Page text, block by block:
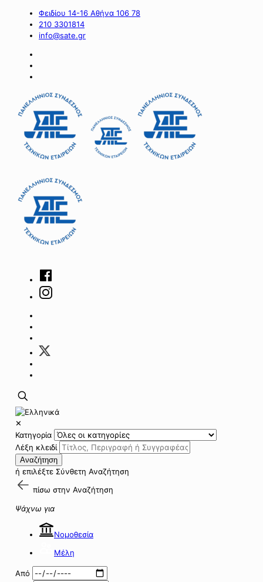
Φειδίου 14-16 Αθήνα 106 78
210 3301814
info@sate.gr
✕
Κατηγορία
Λέξη κλειδί
Αναζήτηση
ή επιλέξτε Σύνθετη Αναζήτηση
πίσω στην Αναζήτηση
Ψάχνω για
Νομοθεσία
Μέλη
Από